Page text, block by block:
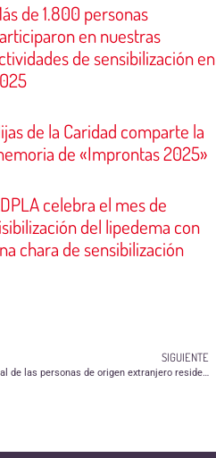
de 1.800 personas
en nuestras
de sensibilización en
de la Caridad comparte la
de «Improntas 2025»
celebra el mes de
del lipedema con
chara de sensibilización
SIGUIENTE
Subvenciones para actuaciones a favor de la integración social de las personas de origen extranjero residentes en Aragón